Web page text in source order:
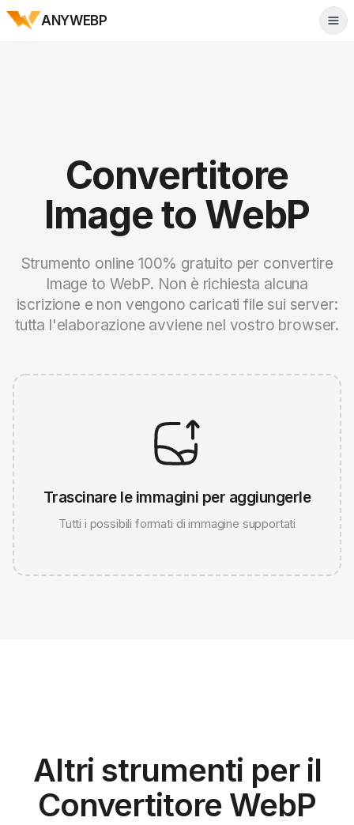
ANYWEBP
Convertitore
Image to WebP
Strumento online 100% gratuito per convertire
Image to WebP. Non è richiesta alcuna
iscrizione e non vengono caricati file sui server:
tutta l'elaborazione avviene nel vostro browser.
Trascinare le immagini per aggiungerle
Tutti i possibili formati di immagine supportati
Altri strumenti per il
Convertitore WebP